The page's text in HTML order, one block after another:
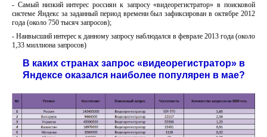
- Самый низкий интерес россиян к запросу «видеорегистратор» в поисковой
системе Яндекс за заданный период времени был зафиксирован в октябре 2012
года (около 750 тысяч запросов);
- Наивысший интерес к данному запросу наблюдался в феврале 2013 года (около
1,33 миллиона запросов)
В каких странах запрос «видеорегистратор» в
Яндексе оказался наиболее популярен в мае?